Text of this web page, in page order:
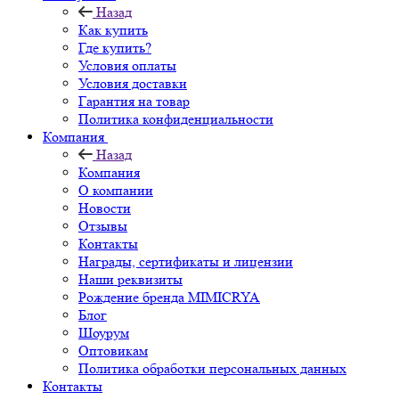
Назад
Как купить
Где купить?
Условия оплаты
Условия доставки
Гарантия на товар
Политика конфиденциальности
Компания
Назад
Компания
О компании
Новости
Отзывы
Контакты
Награды, сертификаты и лицензии
Наши реквизиты
Рождение бренда MIMICRYA
Блог
Шоурум
Оптовикам
Политика обработки персональных данных
Контакты